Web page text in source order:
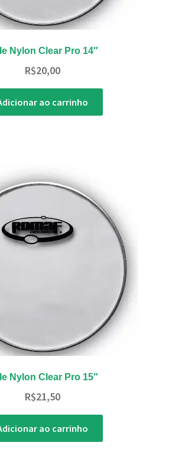
Nylon Clear Pro 14″
R$20,00
ao carrinho
Nylon Clear Pro 15″
R$21,50
ao carrinho